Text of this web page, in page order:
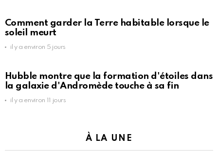
Comment garder la Terre habitable lorsque le
soleil meurt
il y a environ 5 jours
Hubble montre que la formation d'étoiles dans
la galaxie d'Andromède touche à sa fin
il y a environ 11 jours
À LA UNE